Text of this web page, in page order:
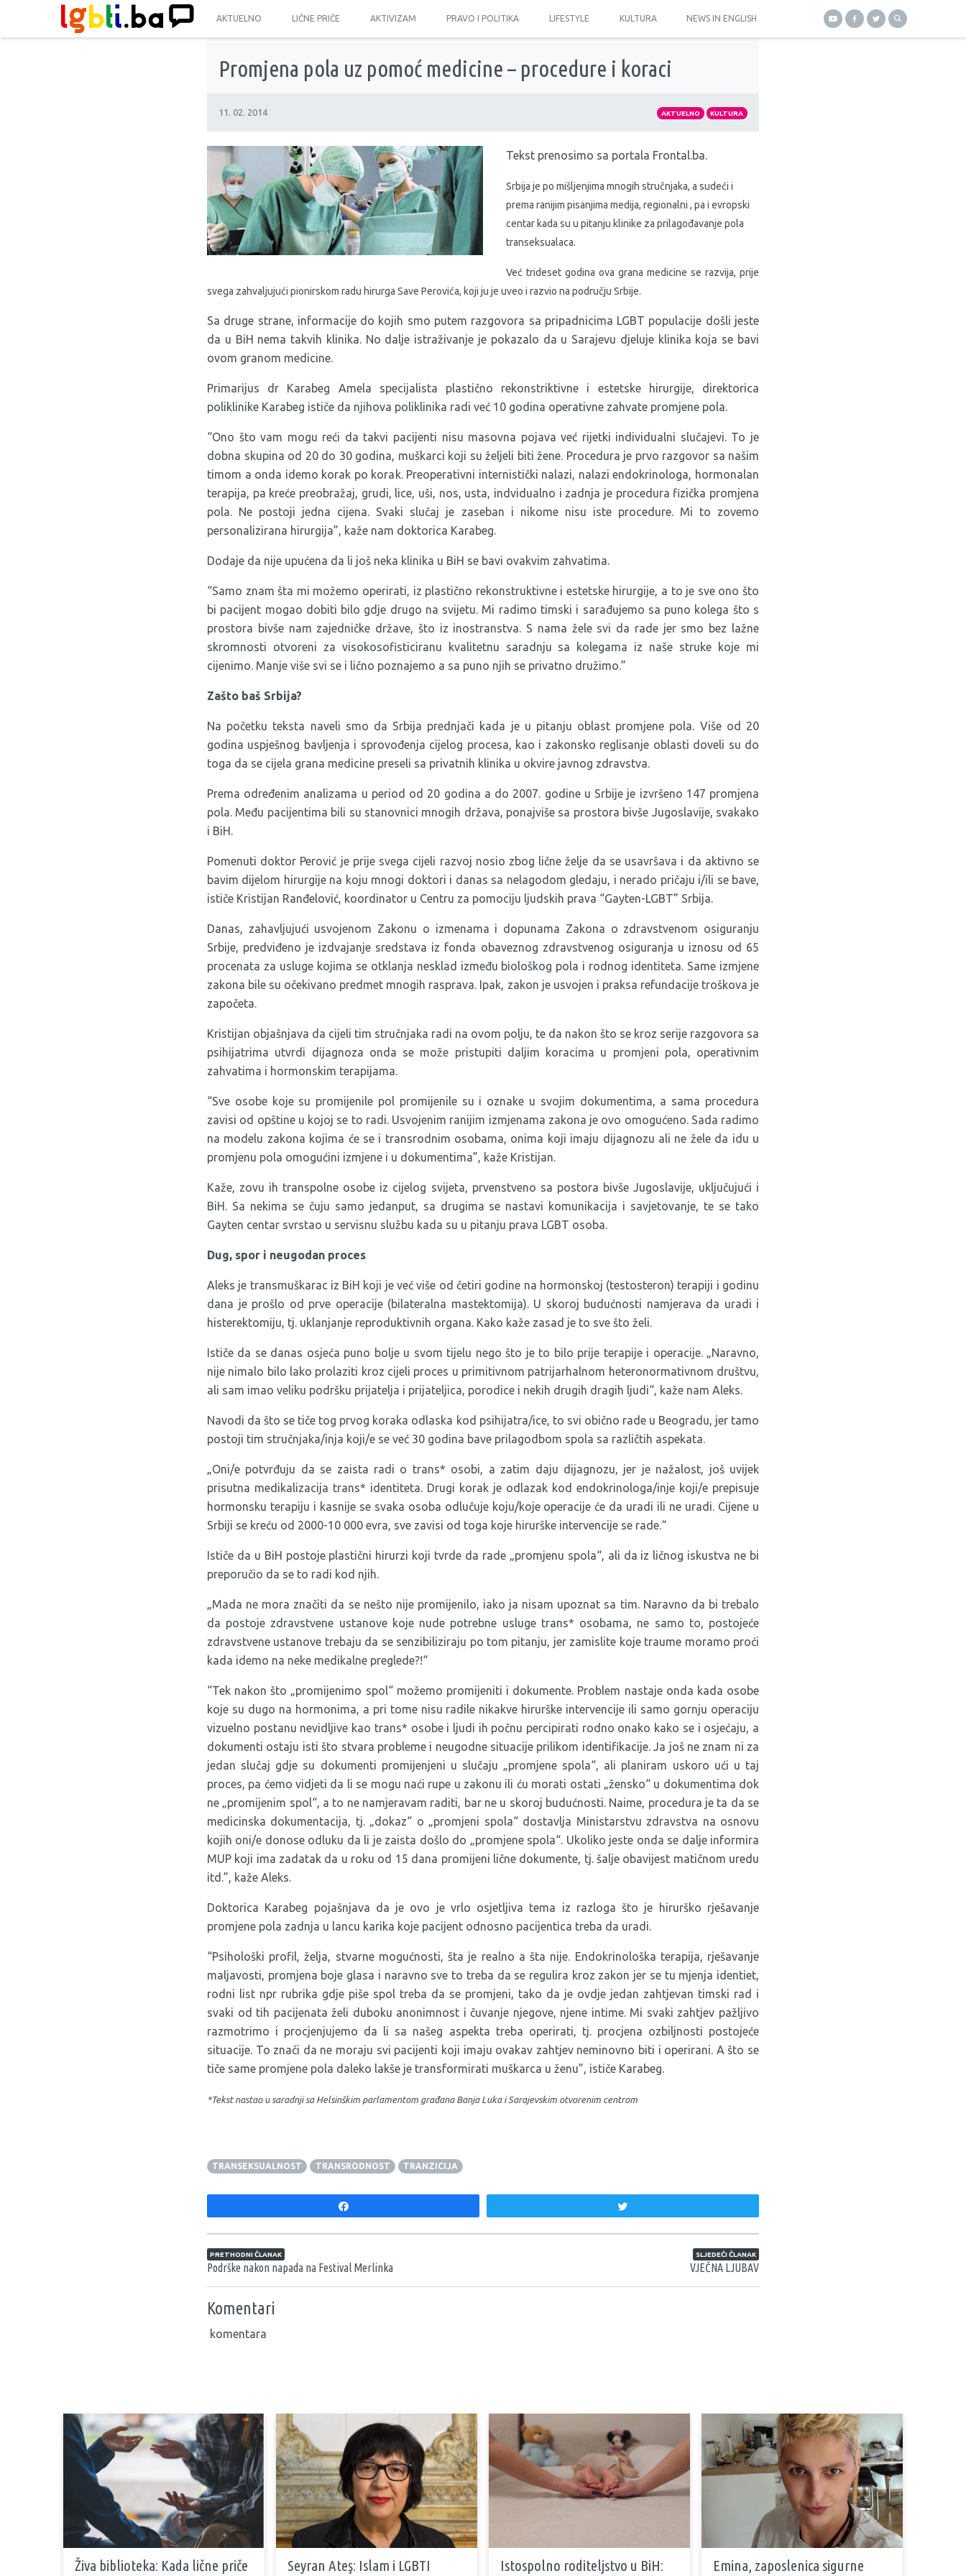
AKTUELNO LIČNE PRIČE AKTIVIZAM PRAVO I POLITIKA LIFESTYLE KULTURA NEWS IN ENGLISH
Promjena pola uz pomoć medicine – procedure i koraci
11. 02. 2014 AKTUELNO KULTURA
Tekst prenosimo sa portala Frontal.ba.
Srbija je po mišljenjima mnogih stručnjaka, a sudeći i
prema ranijim pisanjima medija, regionalni , pa i evropski
centar kada su u pitanju klinike za prilagođavanje pola
transeksualaca.
Već trideset godina ova grana medicine se razvija, prije
svega zahvaljujući pionirskom radu hirurga Save Perovića, koji ju je uveo i razvio na području Srbije.
Sa druge strane, informacije do kojih smo putem razgovora sa pripadnicima LGBT populacije došli jeste
da u BiH nema takvih klinika. No dalje istraživanje je pokazalo da u Sarajevu djeluje klinika koja se bavi
ovom granom medicine.
Primarijus dr Karabeg Amela specijalista plastično rekonstriktivne i estetske hirurgije, direktorica
poliklinike Karabeg ističe da njihova poliklinika radi već 10 godina operativne zahvate promjene pola.
“Ono što vam mogu reći da takvi pacijenti nisu masovna pojava već rijetki individualni slučajevi. To je
dobna skupina od 20 do 30 godina, muškarci koji su željeli biti žene. Procedura je prvo razgovor sa našim
timom a onda idemo korak po korak. Preoperativni internistički nalazi, nalazi endokrinologa, hormonalan
terapija, pa kreće preobražaj, grudi, lice, uši, nos, usta, indvidualno i zadnja je procedura fizička promjena
pola. Ne postoji jedna cijena. Svaki slučaj je zaseban i nikome nisu iste procedure. Mi to zovemo
personalizirana hirurgija”, kaže nam doktorica Karabeg.
Dodaje da nije upućena da li još neka klinika u BiH se bavi ovakvim zahvatima.
“Samo znam šta mi možemo operirati, iz plastično rekonstruktivne i estetske hirurgije, a to je sve ono što
bi pacijent mogao dobiti bilo gdje drugo na svijetu. Mi radimo timski i sarađujemo sa puno kolega što s
prostora bivše nam zajedničke države, što iz inostranstva. S nama žele svi da rade jer smo bez lažne
skromnosti otvoreni za visokosofisticiranu kvalitetnu saradnju sa kolegama iz naše struke koje mi
cijenimo. Manje više svi se i lično poznajemo a sa puno njih se privatno družimo.”
Zašto baš Srbija?
Na početku teksta naveli smo da Srbija prednjači kada je u pitanju oblast promjene pola. Više od 20
godina uspješnog bavljenja i sprovođenja cijelog procesa, kao i zakonsko reglisanje oblasti doveli su do
toga da se cijela grana medicine preseli sa privatnih klinika u okvire javnog zdravstva.
Prema određenim analizama u period od 20 godina a do 2007. godine u Srbije je izvršeno 147 promjena
pola. Među pacijentima bili su stanovnici mnogih država, ponajviše sa prostora bivše Jugoslavije, svakako
i BiH.
Pomenuti doktor Perović je prije svega cijeli razvoj nosio zbog lične želje da se usavršava i da aktivno se
bavim dijelom hirurgije na koju mnogi doktori i danas sa nelagodom gledaju, i nerado pričaju i/ili se bave,
ističe Kristijan Ranđelović, koordinator u Centru za pomociju ljudskih prava “Gayten-LGBT” Srbija.
Danas, zahavljujući usvojenom Zakonu o izmenama i dopunama Zakona o zdravstvenom osiguranju
Srbije, predviđeno je izdvajanje sredstava iz fonda obaveznog zdravstvenog osiguranja u iznosu od 65
procenata za usluge kojima se otklanja nesklad između biološkog pola i rodnog identiteta. Same izmjene
zakona bile su očekivano predmet mnogih rasprava. Ipak, zakon je usvojen i praksa refundacije troškova je
započeta.
Kristijan objašnjava da cijeli tim stručnjaka radi na ovom polju, te da nakon što se kroz serije razgovora sa
psihijatrima utvrdi dijagnoza onda se može pristupiti daljim koracima u promjeni pola, operativnim
zahvatima i hormonskim terapijama.
“Sve osobe koje su promijenile pol promijenile su i oznake u svojim dokumentima, a sama procedura
zavisi od opštine u kojoj se to radi. Usvojenim ranijim izmjenama zakona je ovo omogućeno. Sada radimo
na modelu zakona kojima će se i transrodnim osobama, onima koji imaju dijagnozu ali ne žele da idu u
promjenu pola omogućini izmjene i u dokumentima”, kaže Kristijan.
Kaže, zovu ih transpolne osobe iz cijelog svijeta, prvenstveno sa postora bivše Jugoslavije, uključujući i
BiH. Sa nekima se čuju samo jedanput, sa drugima se nastavi komunikacija i savjetovanje, te se tako
Gayten centar svrstao u servisnu službu kada su u pitanju prava LGBT osoba.
Dug, spor i neugodan proces
Aleks je transmuškarac iz BiH koji je već više od četiri godine na hormonskoj (testosteron) terapiji i godinu
dana je prošlo od prve operacije (bilateralna mastektomija). U skoroj budućnosti namjerava da uradi i
histerektomiju, tj. uklanjanje reproduktivnih organa. Kako kaže zasad je to sve što želi.
Ističe da se danas osjeća puno bolje u svom tijelu nego što je to bilo prije terapije i operacije. „Naravno,
nije nimalo bilo lako prolaziti kroz cijeli proces u primitivnom patrijarhalnom heteronormativnom društvu,
ali sam imao veliku podršku prijatelja i prijateljica, porodice i nekih drugih dragih ljudi“, kaže nam Aleks.
Navodi da što se tiče tog prvog koraka odlaska kod psihijatra/ice, to svi obično rade u Beogradu, jer tamo
postoji tim stručnjaka/inja koji/e se već 30 godina bave prilagodbom spola sa različtih aspekata.
„Oni/e potvrđuju da se zaista radi o trans* osobi, a zatim daju dijagnozu, jer je nažalost, još uvijek
prisutna medikalizacija trans* identiteta. Drugi korak je odlazak kod endokrinologa/inje koji/e prepisuje
hormonsku terapiju i kasnije se svaka osoba odlučuje koju/koje operacije će da uradi ili ne uradi. Cijene u
Srbiji se kreću od 2000-10 000 evra, sve zavisi od toga koje hirurške intervencije se rade.“
Ističe da u BiH postoje plastični hirurzi koji tvrde da rade „promjenu spola“, ali da iz ličnog iskustva ne bi
preporučio da se to radi kod njih.
„Mada ne mora značiti da se nešto nije promijenilo, iako ja nisam upoznat sa tim. Naravno da bi trebalo
da postoje zdravstvene ustanove koje nude potrebne usluge trans* osobama, ne samo to, postojeće
zdravstvene ustanove trebaju da se senzibiliziraju po tom pitanju, jer zamislite koje traume moramo proći
kada idemo na neke medikalne preglede?!“
“Tek nakon što „promijenimo spol“ možemo promijeniti i dokumente. Problem nastaje onda kada osobe
koje su dugo na hormonima, a pri tome nisu radile nikakve hirurške intervencije ili samo gornju operaciju
vizuelno postanu nevidljive kao trans* osobe i ljudi ih počnu percipirati rodno onako kako se i osjećaju, a
dokumenti ostaju isti što stvara probleme i neugodne situacije prilikom identifikacije. Ja još ne znam ni za
jedan slučaj gdje su dokumenti promijenjeni u slučaju „promjene spola“, ali planiram uskoro ući u taj
proces, pa ćemo vidjeti da li se mogu naći rupe u zakonu ili ću morati ostati „žensko“ u dokumentima dok
ne „promijenim spol“, a to ne namjeravam raditi, bar ne u skoroj budućnosti. Naime, procedura je ta da se
medicinska dokumentacija, tj. „dokaz“ o „promjeni spola“ dostavlja Ministarstvu zdravstva na osnovu
kojih oni/e donose odluku da li je zaista došlo do „promjene spola“. Ukoliko jeste onda se dalje informira
MUP koji ima zadatak da u roku od 15 dana promijeni lične dokumente, tj. šalje obavijest matičnom uredu
itd.”, kaže Aleks.
Doktorica Karabeg pojašnjava da je ovo je vrlo osjetljiva tema iz razloga što je hirurško rješavanje
promjene pola zadnja u lancu karika koje pacijent odnosno pacijentica treba da uradi.
“Psihološki profil, želja, stvarne mogućnosti, šta je realno a šta nije. Endokrinološka terapija, rješavanje
maljavosti, promjena boje glasa i naravno sve to treba da se regulira kroz zakon jer se tu mjenja identiet,
rodni list npr rubrika gdje piše spol treba da se promjeni, tako da je ovdje jedan zahtjevan timski rad i
svaki od tih pacijenata želi duboku anonimnost i čuvanje njegove, njene intime. Mi svaki zahtjev pažljivo
razmotrimo i procjenjujemo da li sa našeg aspekta treba operirati, tj. procjena ozbiljnosti postojeće
situacije. To znači da ne moraju svi pacijenti koji imaju ovakav zahtjev neminovno biti i operirani. A što se
tiče same promjene pola daleko lakše je transformirati muškarca u ženu”, ističe Karabeg.
*Tekst nastao u saradnji sa Helsinškim parlamentom građana Banja Luka i Sarajevskim otvorenim centrom
TRANSEKSUALNOST TRANSRODNOST TRANZICIJA
Navigacija članaka
PRETHODNI ČLANAK
Podrške nakon napada na Festival Merlinka
SLJEDEĆI ČLANAK
VJEČNA LJUBAV
Komentari
komentara
Živa biblioteka: Kada lične priče
Seyran Ateş: Islam i LGBTI
Istospolno roditeljstvo u BiH:
Emina, zaposlenica sigurne